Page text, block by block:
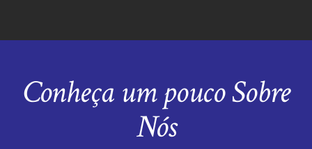
Conheça um pouco Sobre
Nós